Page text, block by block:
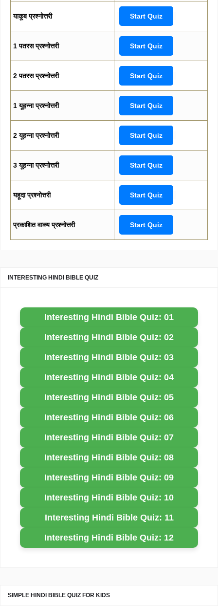
याकूब प्रश्नोत्तरी Start Quiz
1 पतरस प्रश्नोत्तरी Start Quiz
2 पतरस प्रश्नोत्तरी Start Quiz
1 यूहन्ना प्रश्नोत्तरी Start Quiz
2 यूहन्ना प्रश्नोत्तरी Start Quiz
3 यूहन्ना प्रश्नोत्तरी Start Quiz
यहूदा प्रश्नोत्तरी Start Quiz
प्रकाशित वाक्य प्रश्नोत्तरी Start Quiz
INTERESTING HINDI BIBLE QUIZ
Interesting Hindi Bible Quiz: 01
Interesting Hindi Bible Quiz: 02
Interesting Hindi Bible Quiz: 03
Interesting Hindi Bible Quiz: 04
Interesting Hindi Bible Quiz: 05
Interesting Hindi Bible Quiz: 06
Interesting Hindi Bible Quiz: 07
Interesting Hindi Bible Quiz: 08
Interesting Hindi Bible Quiz: 09
Interesting Hindi Bible Quiz: 10
Interesting Hindi Bible Quiz: 11
Interesting Hindi Bible Quiz: 12
SIMPLE HINDI BIBLE QUIZ FOR KIDS